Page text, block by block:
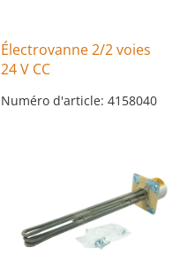
Électrovanne 2/2 voies
24 V CC
Numéro d'article: 4158040